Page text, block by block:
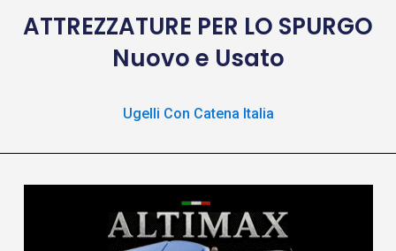
ATTREZZATURE PER LO SPURGO
Nuovo e Usato
Ugelli Con Catena Italia